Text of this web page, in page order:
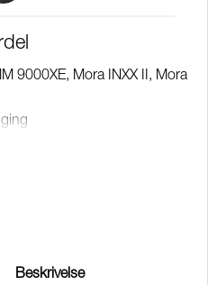
9000XE, Mora INXX II, Mora
Beskrivelse